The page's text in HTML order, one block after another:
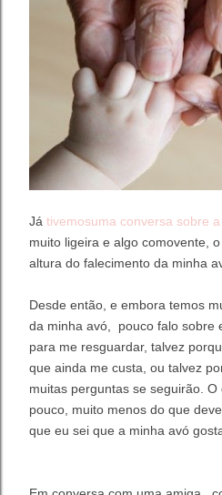
Já tivemosuma conversa sobre
muito ligeira e algo comovente,
altura do falecimento da minha
Desde então, e embora temos
da minha avó, pouco falo sobre
para me resguardar, talvez
que ainda me custa, ou talvez
muitas perguntas se seguirão.
pouco, muito menos do que
que eu sei que a minha avó